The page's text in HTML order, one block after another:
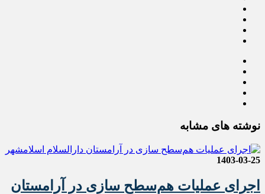
نوشته های مشابه
1403-03-25
اجرای عملیات هم‌سطح سازی در آرامستان